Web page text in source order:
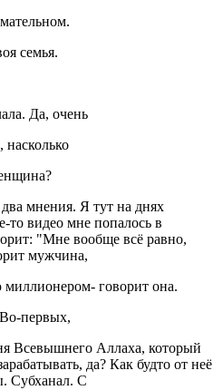
семья.
Да, очень
мнения. Я тут на днях
то видео мне попалось в
"Мне вообще всё равно,
мужчина,
говорит она.
первых,
Всевышнего Аллаха, который
да? Как будто от неё
Субханал. С